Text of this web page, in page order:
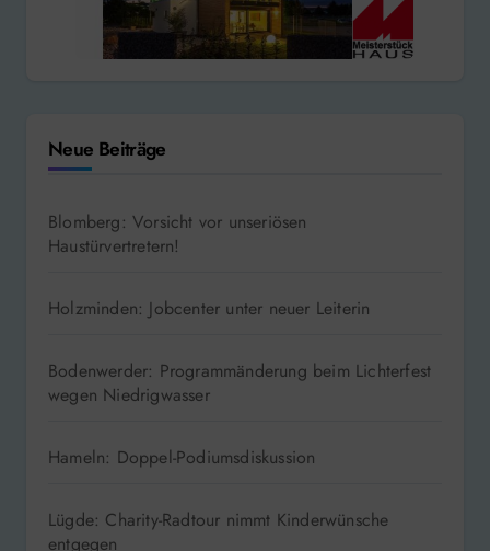
Neue Beiträge
Blomberg: Vorsicht vor unseriösen
Haustürvertretern!
Holzminden: Jobcenter unter neuer Leiterin
Bodenwerder: Programmänderung beim Lichterfest
wegen Niedrigwasser
Hameln: Doppel-Podiumsdiskussion
Lügde: Charity-Radtour nimmt Kinderwünsche
entgegen